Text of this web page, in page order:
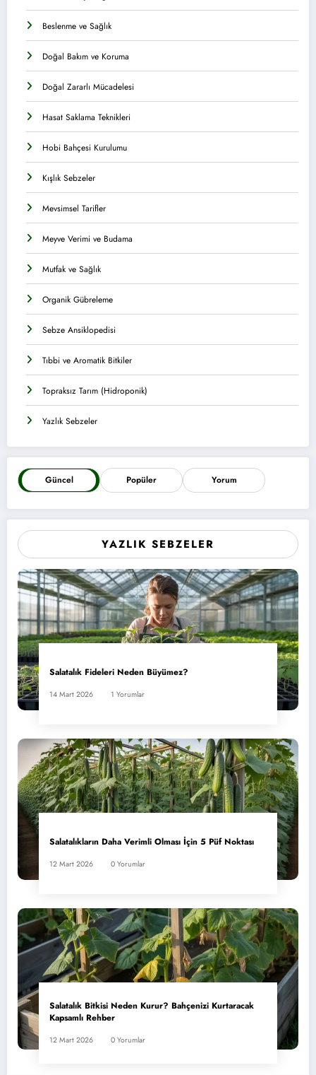
Beslenme ve Sağlık
Doğal Bakım ve Koruma
Doğal Zararlı Mücadelesi
Hasat Saklama Teknikleri
Hobi Bahçesi Kurulumu
Kışlık Sebzeler
Mevsimsel Tarifler
Meyve Verimi ve Budama
Mutfak ve Sağlık
Organik Gübreleme
Sebze Ansiklopedisi
Tıbbi ve Aromatik Bitkiler
Topraksız Tarım (Hidroponik)
Yazlık Sebzeler
Güncel Popüler Yorum
YAZLIK SEBZELER
Salatalık Fideleri Neden Büyümez?
14 Mart 2026 1 Yorumlar
Salatalıkların Daha Verimli Olması İçin 5 Püf Noktası
12 Mart 2026 0 Yorumlar
Salatalık Bitkisi Neden Kurur? Bahçenizi Kurtaracak
Kapsamlı Rehber
12 Mart 2026 0 Yorumlar